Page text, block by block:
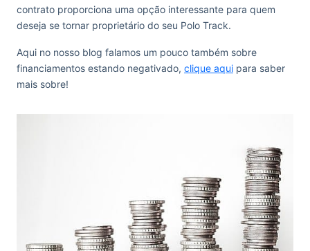
contrato proporciona uma opção interessante para quem
deseja se tornar proprietário do seu Polo Track.
Aqui no nosso blog falamos um pouco também sobre
financiamentos estando negativado, clique aqui para saber
mais sobre!